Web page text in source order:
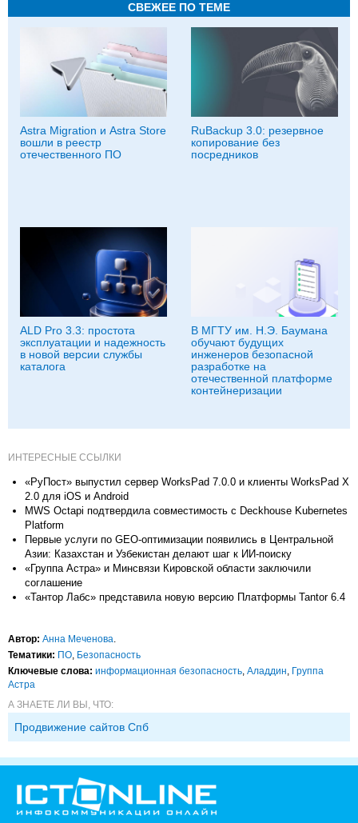
СВЕЖЕЕ ПО ТЕМЕ
Astra Migration и Astra Store
вошли в реестр
отечественного ПО
RuBackup 3.0: резервное
копирование без
посредников
ALD Pro 3.3: простота
эксплуатации и надежность
в новой версии службы
каталога
В МГТУ им. Н.Э. Баумана
обучают будущих
инженеров безопасной
разработке на
отечественной платформе
контейнеризации
ИНТЕРЕСНЫЕ ССЫЛКИ
«РуПост» выпустил сервер WorksPad 7.0.0 и клиенты WorksPad X
2.0 для iOS и Android
MWS Octapi подтвердила совместимость с Deckhouse Kubernetes
Platform
Первые услуги по GEO-оптимизации появились в Центральной
Азии: Казахстан и Узбекистан делают шаг к ИИ-поиску
«Группа Астра» и Минсвязи Кировской области заключили
соглашение
«Тантор Лабс» представила новую версию Платформы Tantor 6.4
Автор: Анна Меченова.
Тематики: ПО, Безопасность
Ключевые слова: информационная безопасность, Аладдин, Группа
Астра
А ЗНАЕТЕ ЛИ ВЫ, ЧТО:
Продвижение сайтов Спб